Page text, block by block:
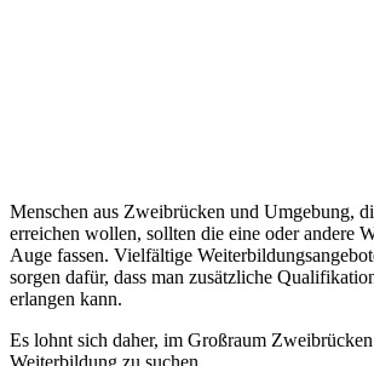
Menschen aus Zweibrücken und Umgebung,
erreichen wollen, sollten die eine oder andere
Auge fassen. Vielfältige
sorgen dafür, dass man zusätzliche
erlangen kann.
Es lohnt sich daher, im Großraum
Weiterbildung zu suchen.